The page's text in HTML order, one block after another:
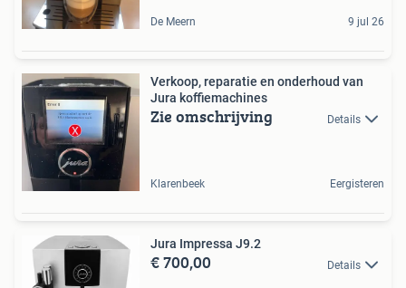
De Meern 9 jul 26
Verkoop, reparatie en onderhoud van
Jura koffiemachines
Zie omschrijving Details
Klarenbeek Eergisteren
Jura Impressa J9.2
€ 700,00 Details